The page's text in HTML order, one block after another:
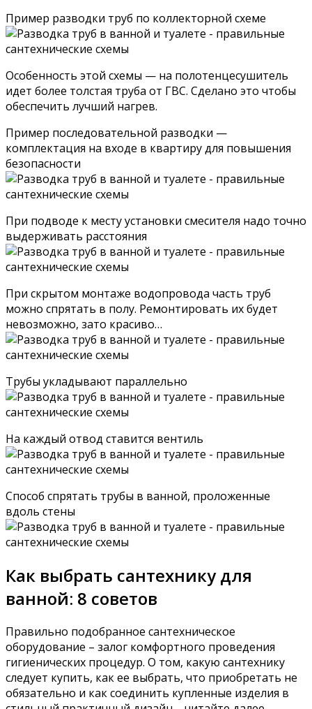
Пример разводки труб по коллекторной схеме
Особенность этой схемы — на полотенцесушитель
идет более толстая труба от ГВС. Сделано это чтобы
обеспечить лучший нагрев.
Пример последовательной разводки —
комплектация на входе в квартиру для повышения
безопасности
При подводе к месту установки смесителя надо точно
выдерживать расстояния
При скрытом монтаже водопровода часть труб
можно спрятать в полу. Ремонтировать их будет
невозможно, зато красиво…
Трубы укладывают параллельно
На каждый отвод ставится вентиль
Способ спрятать трубы в ванной, проложенные
вдоль стены
Как выбрать сантехнику для
ванной: 8 советов
Правильно подобранное сантехническое
оборудование – залог комфортного проведения
гигиенических процедур. О том, какую сантехнику
следует купить, как ее выбрать, что приобретать не
обязательно и как соединить купленные изделия в